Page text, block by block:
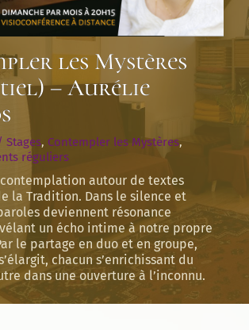
les Mystères
– Aurélie
Stages, Contempler les Mystères
réguliers
autour de textes
la Tradition. Dans le silence et
deviennent résonance
un écho intime à notre propre
le partage en duo et en groupe,
chacun s’enrichissant du
dans une ouverture à l’inconnu.